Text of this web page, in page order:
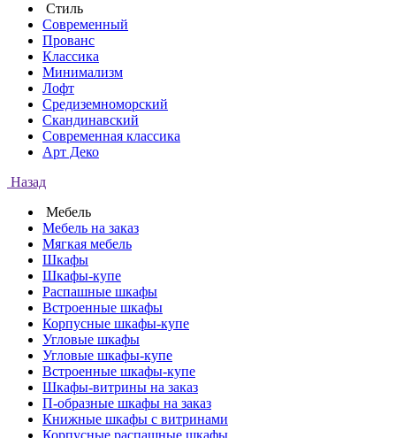
Стиль
Современный
Прованс
Классика
Минимализм
Лофт
Средиземноморский
Скандинавский
Современная классика
Арт Деко
Назад
Мебель
Мебель на заказ
Мягкая мебель
Шкафы
Шкафы-купе
Распашные шкафы
Встроенные шкафы
Корпусные шкафы-купе
Угловые шкафы
Угловые шкафы-купе
Встроенные шкафы-купе
Шкафы-витрины на заказ
П-образные шкафы на заказ
Книжные шкафы с витринами